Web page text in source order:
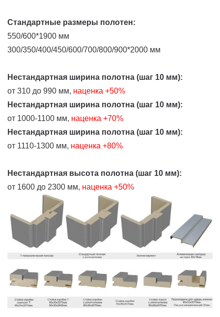
Стандартные размеры полотен:
550/600*1900 мм
300/350/400/450/600/700/800/900*2000 мм
Нестандартная ширина полотна (шаг 10 мм):
от 310 до 990 мм, наценка +50%
Нестандартная ширина полотна (шаг 10 мм):
от 1000-1100 мм, наценка +70%
Нестандартная ширина полотна (шаг 10 мм):
от 1110-1300 мм, наценка +80%
Нестандартная высота полотна (шаг 10 мм):
от 1600 до 2300 мм, наценка +50%